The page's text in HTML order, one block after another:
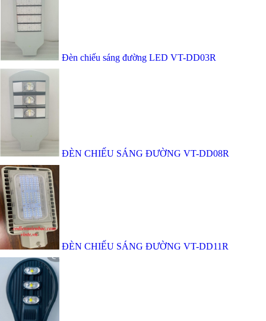
Đèn chiếu sáng đường LED VT-DD03R
ĐÈN CHIẾU SÁNG ĐƯỜNG VT-DD08R
ĐÈN CHIẾU SÁNG ĐƯỜNG VT-DD11R